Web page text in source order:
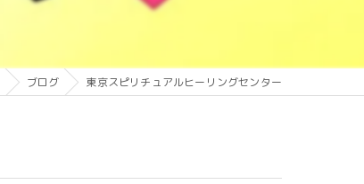
ブログ 東京スピリチュアルヒーリングセンター